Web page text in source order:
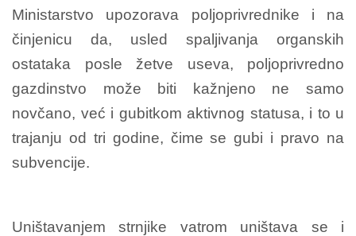
Ministarstvo upozorava poljoprivrednike i na
činjenicu da, usled spaljivanja organskih
ostataka posle žetve useva, poljoprivredno
gazdinstvo može biti kažnjeno ne samo
novčano, već i gubitkom aktivnog statusa, i to u
trajanju od tri godine, čime se gubi i pravo na
subvencije.
Uništavanjem strnjike vatrom uništava se i